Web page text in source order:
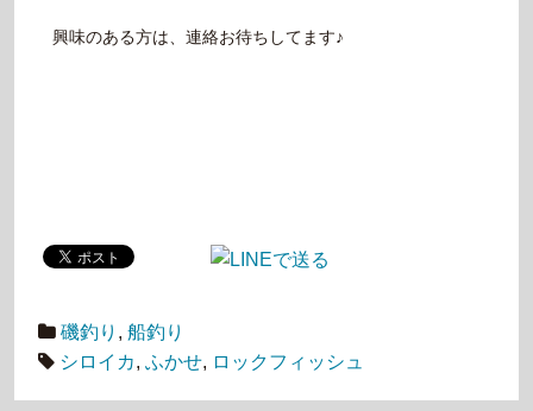
興味のある方は、連絡お待ちしてます♪
磯釣り , 船釣り
シロイカ, ふかせ, ロックフィッシュ